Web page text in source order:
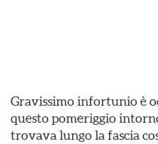
Gravissimo infortunio è
questo pomeriggio
trovava lungo la fascia